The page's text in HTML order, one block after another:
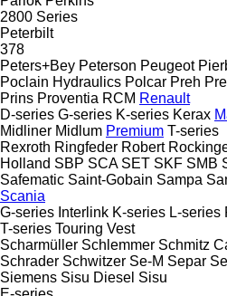
2800 Series
Peterbilt
378
Peters+Bey Peterson Peugeot
Poclain Hydraulics Polcar Preh
Prins Proventia RCM Renault
D-series G-series K-series Kerax
Midliner Midlum Premium T-series
Rexroth Ringfeder Robert
Holland SBP SCA SET SKF SMB
Safematic Saint-Gobain Sampa
Scania
G-series Interlink K-series L-series
T-series Touring Vest
Scharmüller Schlemmer Schmitz
Schrader Schwitzer Se-M Separ
Siemens Sisu Diesel Sisu